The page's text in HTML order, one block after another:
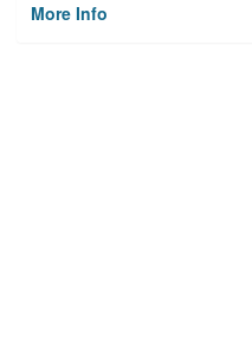
More Info